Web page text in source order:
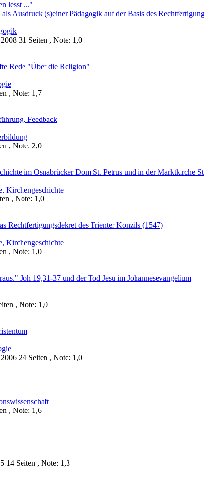
lesst ..."
Ausdruck (s)einer Pädagogik auf der Basis des
31 Seiten , Note: 1,0
Rede "Über die Religion"
, Note: 1,7
Feedback
, Note: 2,0
im Osnabrücker Dom St. Petrus und in der Marktkirche
Kirchengeschichte
, Note: 1,0
Rechtfertigungsdekret des Trienter Konzils (1547)
Kirchengeschichte
, Note: 1,0
Joh 19,31-37 und der Tod Jesu im Johannesevangelium
, Note: 1,0
24 Seiten , Note: 1,0
, Note: 1,6
14 Seiten , Note: 1,3